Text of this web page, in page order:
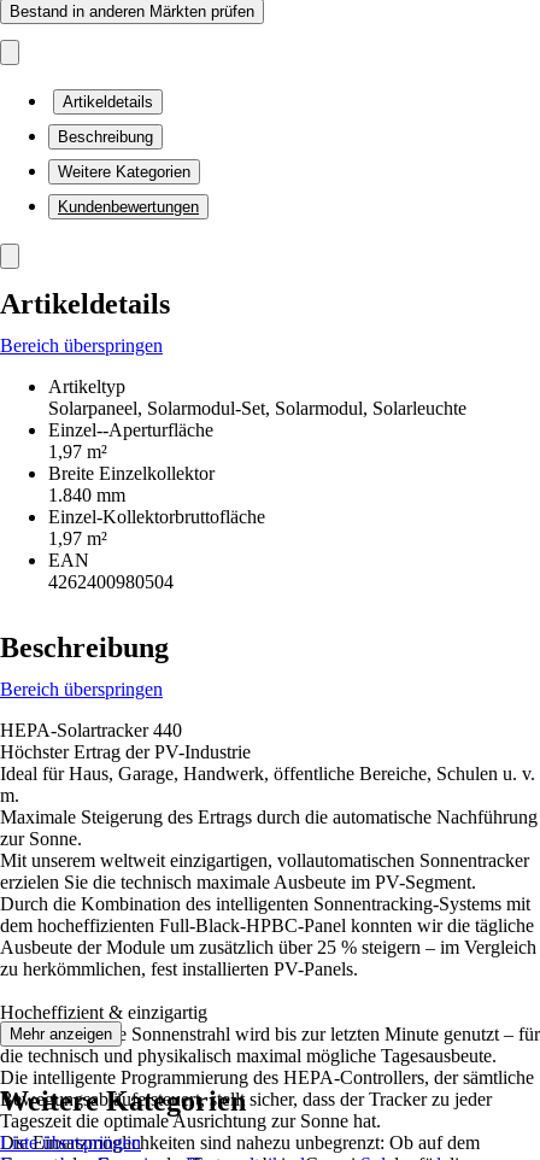
Bestand in anderen Märkten prüfen
Artikeldetails
Beschreibung
Weitere Kategorien
Kundenbewertungen
Artikeldetails
Bereich überspringen
Artikeltyp
Solarpaneel, Solarmodul-Set, Solarmodul, Solarleuchte
Einzel--Aperturfläche
1,97 m²
Breite Einzelkollektor
1.840 mm
Einzel-Kollektorbruttofläche
1,97 m²
EAN
4262400980504
Beschreibung
Bereich überspringen
HEPA-Solartracker 440
Höchster Ertrag der PV-Industrie
Ideal für Haus, Garage, Handwerk, öffentliche Bereiche, Schulen u. v.
m.
Maximale Steigerung des Ertrags durch die automatische Nachführung
zur Sonne.
Mit unserem weltweit einzigartigen, vollautomatischen Sonnentracker
erzielen Sie die technisch maximale Ausbeute im PV-Segment.
Durch die Kombination des intelligenten Sonnentracking-Systems mit
dem hocheffizienten Full-Black-HPBC-Panel konnten wir die tägliche
Ausbeute der Module um zusätzlich über 25 % steigern – im Vergleich
zu herkömmlichen, fest installierten PV-Panels.
Hocheffizient & einzigartig
Jeder verfügbare Sonnenstrahl wird bis zur letzten Minute genutzt – für
die technisch und physikalisch maximal mögliche Tagesausbeute.
Die intelligente Programmierung des HEPA-Controllers, der sämtliche
Bewegungsabläufe steuert, stellt sicher, dass der Tracker zu jeder
Tageszeit die optimale Ausrichtung zur Sonne hat.
Die Einsatzmöglichkeiten sind nahezu unbegrenzt: Ob auf dem
Mehr anzeigen
Weitere Kategorien
Liste überspringen